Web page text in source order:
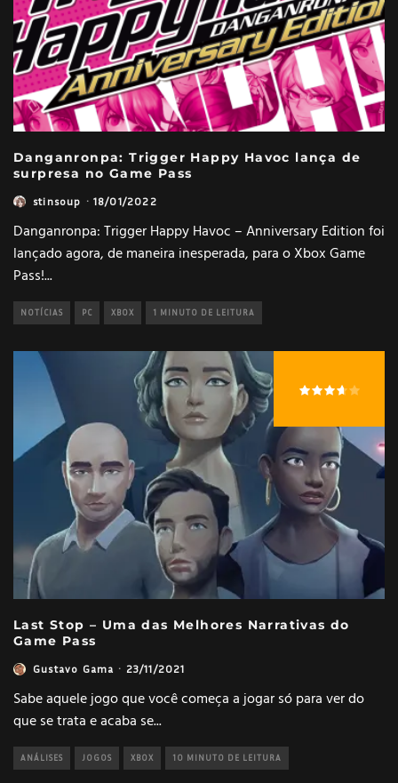
Danganronpa: Trigger Happy Havoc lança de
surpresa no Game Pass
stinsoup · 18/01/2022
Danganronpa: Trigger Happy Havoc – Anniversary Edition foi
lançado agora, de maneira inesperada, para o Xbox Game
Pass!...
NOTÍCIAS PC XBOX 1 MINUTO DE LEITURA
Last Stop – Uma das Melhores Narrativas do
Game Pass
Gustavo Gama · 23/11/2021
Sabe aquele jogo que você começa a jogar só para ver do
que se trata e acaba se...
ANÁLISES JOGOS XBOX 10 MINUTO DE LEITURA